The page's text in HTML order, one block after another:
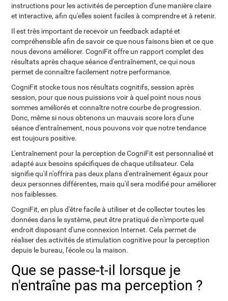
instructions pour les activités de perception d'une manière claire
et interactive, afin qu'elles soient faciles à comprendre et à retenir.
Il est très important de recevoir un feedback adapté et
compréhensible afin de savoir ce que nous faisons bien et ce que
nous devons améliorer. CogniFit offre un rapport complet des
résultats après chaque séance d'entraînement, ce qui nous
permet de connaître facilement notre performance.
CogniFit stocke tous nos résultats cognitifs, session après
session, pour que nous puissions voir à quel point nous nous
sommes améliorés et connaître notre courbe de progression.
Donc, même si nous obtenons un mauvais score lors d'une
séance d'entraînement, nous pouvons voir que notre tendance
est toujours positive.
L'entraînement pour la perception de CogniFit est personnalisé et
adapté aux besoins spécifiques de chaque utilisateur. Cela
signifie qu'il n'offrira pas deux plans d'entraînement égaux pour
deux personnes différentes, mais qu'il sera modifié pour améliorer
nos faiblesses.
CogniFit, en plus d'être facile à utiliser et de collecter toutes les
données dans le système, peut être pratiqué de n'importe quel
endroit disposant d'une connexion Internet. Cela permet de
réaliser des activités de stimulation cognitive pour la perception
depuis le bureau, l'école ou la maison.
Que se passe-t-il lorsque je
n'entraîne pas ma perception ?